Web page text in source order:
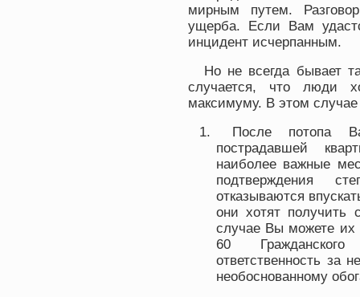
мирным путем.
ущерба. Если Вам
инцидент исчерпанным.
Но не всегда бывает
случается, что люди
максимуму. В этом
После потопа
пострадавшей
наиболее важные
подтверждения
отказываются
они хотят
случае Вы можете их
60
ответственность за
необоснованному